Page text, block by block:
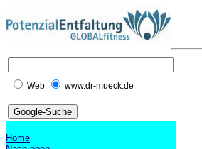
Web www.dr-mueck.de
Home